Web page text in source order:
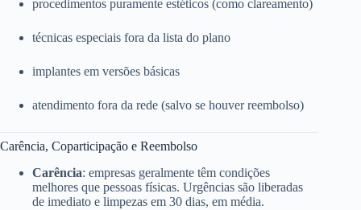
procedimentos puramente estéticos (como clareamento)
técnicas especiais fora da lista do plano
implantes em versões básicas
atendimento fora da rede (salvo se houver reembolso)
Carência, Coparticipação e Reembolso
Carência: empresas geralmente têm condições
melhores que pessoas físicas. Urgências são liberadas
de imediato e limpezas em 30 dias, em média.